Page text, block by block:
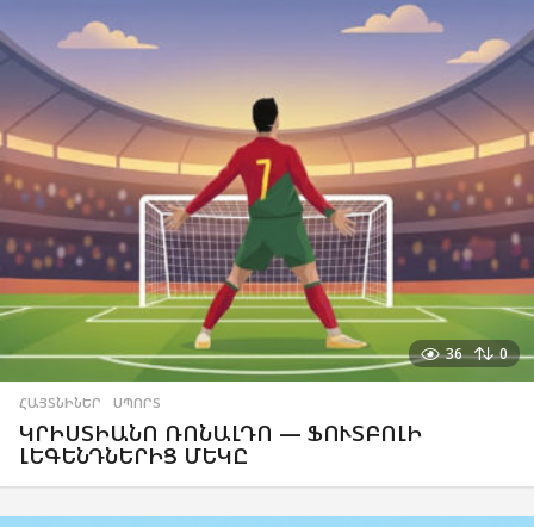
36 0
ՀԱՅՏՆԻՆԵՐ ,ՍՊՈՐՏ
ԿՐԻՍՏԻԱՆՈ ՌՈՆԱԼԴՈ — ՖՈՒՏԲՈԼԻ
ԼԵԳԵՆԴՆԵՐԻՑ ՄԵԿԸ